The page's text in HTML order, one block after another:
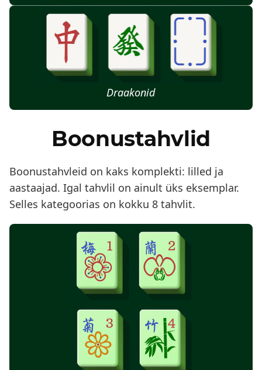
Draakonid
Boonustahvlid
Boonustahvleid on kaks komplekti: lilled ja
aastaajad. Igal tahvlil on ainult üks eksemplar.
Selles kategoorias on kokku 8 tahvlit.